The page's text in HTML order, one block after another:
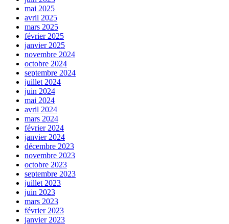
mai 2025
avril 2025
mars 2025
février 2025
janvier 2025
novembre 2024
octobre 2024
septembre 2024
juillet 2024
juin 2024
mai 2024
avril 2024
mars 2024
février 2024
janvier 2024
décembre 2023
novembre 2023
octobre 2023
septembre 2023
juillet 2023
juin 2023
mars 2023
février 2023
janvier 2023